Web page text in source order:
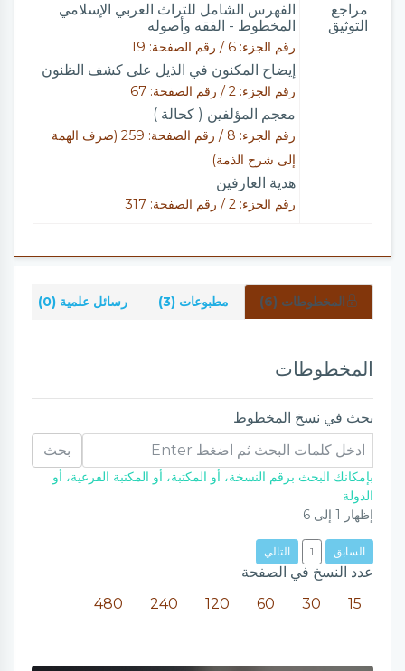
مراجع
التوثيق
الفهرس الشامل للتراث العربي الإسلامي
المخطوط - الفقه وأصوله
رقم الجزء: 6 / رقم الصفحة: 19
إيضاح المكنون في الذيل على كشف الظنون
رقم الجزء: 2 / رقم الصفحة: 67
معجم المؤلفين ( كحالة )
رقم الجزء: 8 / رقم الصفحة: 259 (صرف الهمة
إلى شرح الذمة)
هدية العارفين
رقم الجزء: 2 / رقم الصفحة: 317
المخطوطات (6) مطبوعات (3) رسائل علمية (0)
المخطوطات
بحث في نسخ المخطوط
بحث
بإمكانك البحث برقم النسخة، أو المكتبة، أو المكتبة الفرعية، أو
الدولة
إظهار 1 إلى 6
السابق 1 التالي
عدد النسخ في الصفحة
15
30
60
120
240
480